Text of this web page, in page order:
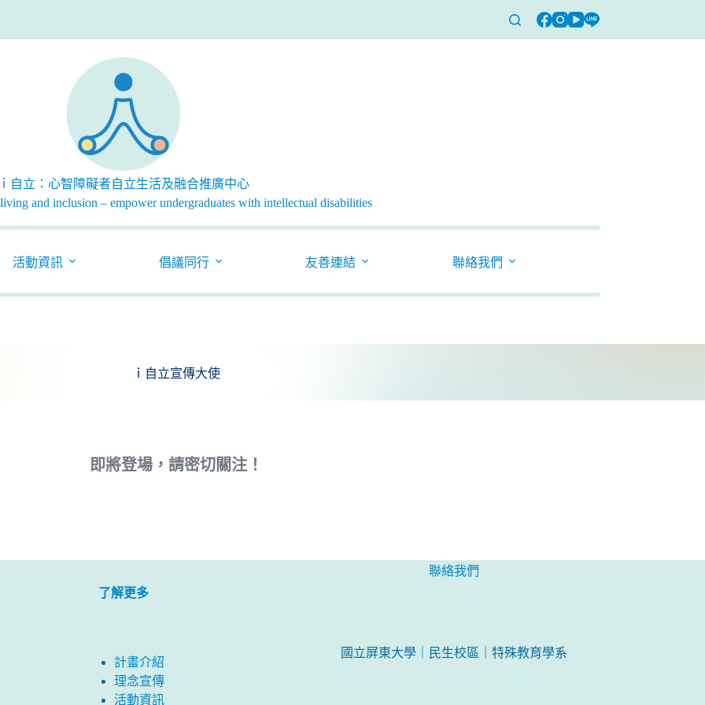
自立：心智障礙者自立生活及融合推廣中心
and inclusion – empower undergraduates with intellectual disabilities
活動資訊 倡議同行 友善連結 聯絡我們
ｉ自立宣傳大使
即將登場，請密切關注！
了解更多
計畫介紹
理念宣傳
活動資訊
聯絡我們
國立屏東大學｜民生校區｜特殊教育學系